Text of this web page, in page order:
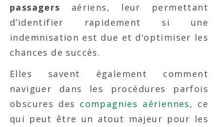
passagers aériens, leur permettant
d’identifier rapidement si une
indemnisation est due et d’optimiser les
chances de succès.
Elles savent également comment
naviguer dans les procédures parfois
obscures des compagnies aériennes, ce
qui peut être un atout majeur pour les